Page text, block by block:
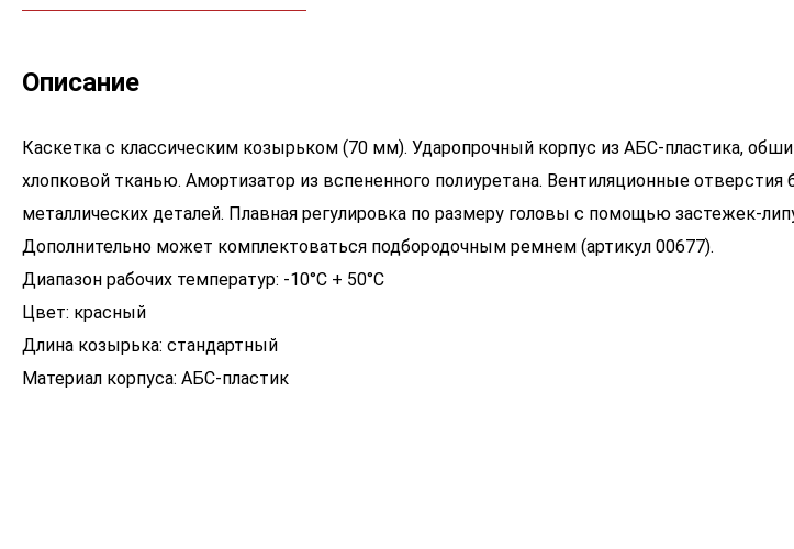
Описание
Каскетка с классическим козырьком (70 мм). Ударопрочный корпус из АБС-пластика,
хлопковой тканью. Амортизатор из вспененного полиуретана. Вентиляционные отверстия
металлических деталей. Плавная регулировка по размеру головы с помощью застежек-
Дополнительно может комплектоваться подбородочным ремнем (артикул 00677).
Диапазон рабочих температур: -10°C + 50°C
Цвет: красный
Длина козырька: стандартный
Материал корпуса: АБС-пластик